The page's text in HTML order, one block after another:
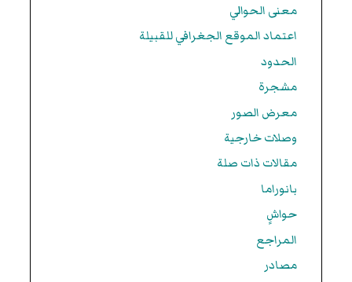
معنى الحوالي
اعتماد الموقع الجغرافي للقبيلة
الحدود
مشجرة
معرض الصور
وصلات خارجية
مقالات ذات صلة
بانوراما
حواشٍ
المراجع
مصادر